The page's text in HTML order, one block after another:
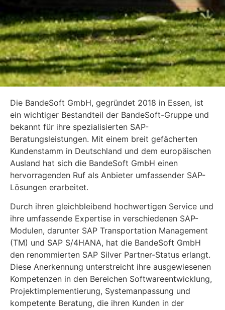
Die BandeSoft GmbH, gegründet 2018 in Essen, ist
ein wichtiger Bestandteil der BandeSoft-Gruppe und
bekannt für ihre spezialisierten SAP-
Beratungsleistungen. Mit einem breit gefächerten
Kundenstamm in Deutschland und dem europäischen
Ausland hat sich die BandeSoft GmbH einen
hervorragenden Ruf als Anbieter umfassender SAP-
Lösungen erarbeitet.
Durch ihren gleichbleibend hochwertigen Service und
ihre umfassende Expertise in verschiedenen SAP-
Modulen, darunter SAP Transportation Management
(TM) und SAP S/4HANA, hat die BandeSoft GmbH
den renommierten SAP Silver Partner-Status erlangt.
Diese Anerkennung unterstreicht ihre ausgewiesenen
Kompetenzen in den Bereichen Softwareentwicklung,
Projektimplementierung, Systemanpassung und
kompetente Beratung, die ihren Kunden in der